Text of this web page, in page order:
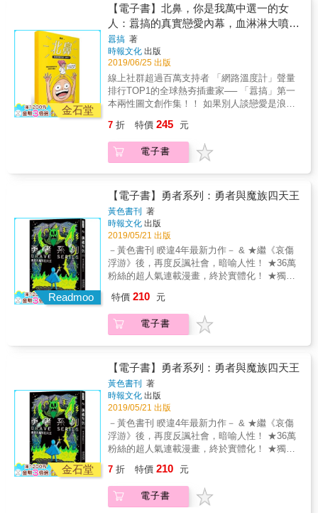
種小故事，也許都是你我的共同人生經驗， 關
於愛情、親情、友情，帶你一起挖掘內心深處
最真誠的感受。 得獎記錄 ▲《大城小事1》
2015年博客來「年度百大」銷售榜漫畫TOP21
2015年度金石堂圖文繪本TOP29 2016 第七屆
金漫獎 青年漫畫獎入圍 2016年第38次中小學
優良課外讀物 【漫畫書類】 ▲《大城小事2》
2015年度金石堂圖文繪本TOP40 2016 第七屆
優良課外讀物 【漫畫書類】 ▲《大城小事3》
2017年第八屆金漫獎 青年漫畫獎入圍
作完整收錄－超過60頁全新漫畫作品首度公
開。 ※爆紅圖文經典重現－百萬網友按讚狂推
作品一次收錄。 ◎本書尺寸為適合單手拿的
「20.8公分*12.6公分」，方便隨時隨地輕鬆掌
握囂式幽默 ◎三邊書口手工刷黃，增添收藏價
知名圖文作家，畫筆下的主角也是台灣插畫界
超人氣大明星。目前有7款原創、2款官方LINE
貼圖，並與各大企業聯名及合作周邊商品。 身
形矮短萌、身穿露肚黃衣的癡情男子，外表雖
「愛北鼻」為人生目標，即便男女相處眉角
多，但囂搞無論經歷多少挫敗，依然保有初
心，持續去做認為對北鼻好的一切。「囂搞」
愛去對待每個人的心。書中每篇看似平凡的男
女相處爆笑短篇漫畫，背後可能也代表了一部
分你我他，平凡現實生活的縮影。 本書透過短
篇漫畫形式，反映男女朋友相處時的內心矛盾
與各式心機戰。從每個你我都可能有過的生活
相處經歷中，看見不同的愛。讓「囂搞」的善
良與溫暖～支持你，陪你一起找回快樂與感
金石堂
【電子書】北鼻，你是我萬中選一的女
人：囂搞的真實戀愛內幕，血淋淋大噴
發！
囂搞 著
時報文化 出版
2019/06/25 出版
線上社群超過百萬支持者 「網路溫度計」聲量
排行TOP1的全球熱夯插畫家── 「囂搞」第一
本兩性圖文創作集！！ 如果別人談戀愛是浪漫
了。 （而且是麥可貝導的那種） 理想的戀愛遙
不可及，那就想辦法讓現實中的戀愛變成新理
想吧！ ．首度公開！囂搞真實身材比例。 ．總
作完整收錄－超過60頁全新漫畫作品首度公
開。 ※爆紅圖文經典重現－百萬網友按讚狂推
作品一次收錄。 ◎本書尺寸為適合單手拿的
「20.8公分*12.6公分」，方便隨時隨地輕鬆掌
握囂式幽默 ◎三邊書口手工刷黃，增添收藏價
值。 「囂搞」，是擁有超過百萬支持者的網路
知名圖文作家，畫筆下的主角也是台灣插畫界
超人氣大明星。目前有7款原創、2款官方LINE
貼圖，並與各大企業聯名及合作周邊商品。 身
然不是那麼完美，但有著一顆善良的心，以
「愛北鼻」為人生目標，即便男女相處眉角
多，但囂搞無論經歷多少挫敗，依然保有初
心，持續去做認為對北鼻好的一切。「囂搞」
這個角色的背後，傳達的其實是堅持善良，用
愛去對待每個人的心。書中每篇看似平凡的男
女相處爆笑短篇漫畫，背後可能也代表了一部
分你我他，平凡現實生活的縮影。 本書透過短
篇漫畫形式，反映男女朋友相處時的內心矛盾
與各式心機戰。從每個你我都可能有過的生活
相處經歷中，看見不同的愛。讓「囂搞」的善
良與溫暖～支持你，陪你一起找回快樂與感
動。
7 折 特價 245 元
電子書
Readmoo
【電子書】勇者系列：勇者與魔族四天王
黃色書刊
著
時報文化 出版
2019/05/21 出版
－黃色書刊 睽違4年最新力作－ & ★繼《哀傷
浮游》後，再度反諷社會，暗喻人性！ ★36萬
粉絲的超人氣連載漫畫，終於實體化！ ★獨家
者的使命就是保護村民、擊敗魔王！ 但你有沒
有想過── & 勇者到底是為了什麼樣的正義而戰
鬥？ & 魔王又真的邪惡到罪無可赦嗎？ & 也
價&hellip;&hellip; & & 【精采臺詞搶先看】 &
「在這個時代，像我們這種為了信念而戰的人
都被稱作──暴民。」 * 「我認為，在我們還有
力氣爭論國家有沒有救的時候，這個國家就還
有救。」 * 「就算是錯的又如何？錯的人也可
以做正確的事啊！」 * 「我們在世人眼中，大
概就是烏合之眾吧！」 「世人？你是說那些放
棄捍衛自己人生的人嗎？」 * 「有些人比起世
界和平，更想追求自己心中的和諧啊。」 & 國
圖文繪本TOP49 2014年博客來「年度百大」銷
售榜吃喝玩樂TOP71 2014年度金石堂圖文繪本
特價 210 元
電子書
金石堂
【電子書】勇者系列：勇者與魔族四天王
黃色書刊
著
時報文化 出版
2019/05/21 出版
－黃色書刊 睽違4年最新力作－ & ★繼《哀傷
浮游》後，再度反諷社會，暗喻人性！ ★36萬
粉絲的超人氣連載漫畫，終於實體化！ ★獨家
者的使命就是保護村民、擊敗魔王！ 但你有沒
有想過── & 勇者到底是為了什麼樣的正義而戰
鬥？ & 魔王又真的邪惡到罪無可赦嗎？ & 也
7 折 特價 210 元
電子書